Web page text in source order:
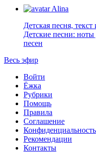
Alina
Детская песня,
Детские песни:
песен
Весь эфир
Войти
Ёжка
Рубрики
Помощь
Правила
Соглашение
Конфиденциальность
Рекомендации
Контакты